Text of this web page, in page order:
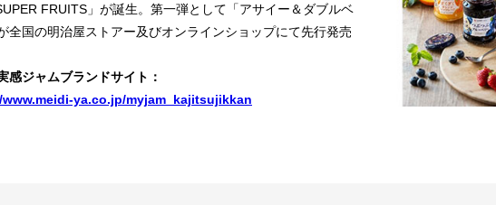
FRUITS」が誕生。第一弾として「アサイー＆ダブルベ
全国の明治屋ストアー及びオンラインショップにて先行発売
感ジャムブランドサイト：
ya.co.jp/myjam_kajitsujikkan